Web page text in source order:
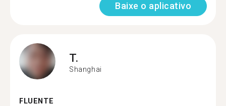
Baixe o aplicativo
T.
Shanghai
FLUENTE